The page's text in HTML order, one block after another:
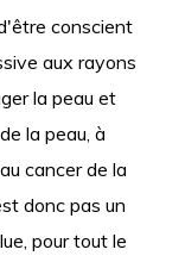
conscient
aux rayons
la peau et
la peau, à
cancer de la
donc pas un
pour tout le